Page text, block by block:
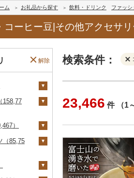
ム お礼品から探す 飲料・ドリンク ファッシ
コーヒー豆|その他アクセサ
解除
（89,07
）
）
）（30,0
）
158,77
）
11,643）
）
）
）
（85,75
カット
検索条件：
決済方法
23,466 件 （1